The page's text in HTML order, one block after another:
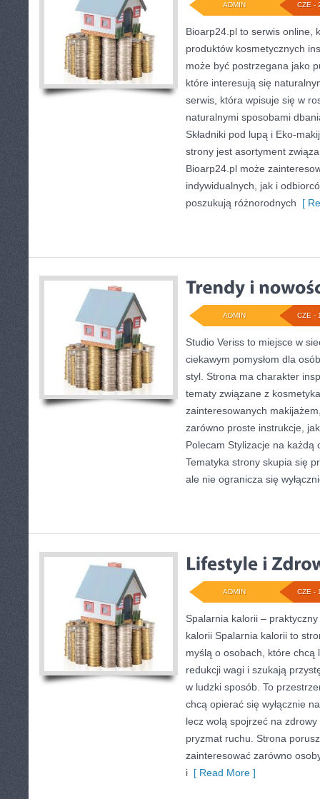
CZE -
ADMIN
Bioarp24.pl to serwis online,
produktów kosmetycznych
może być postrzegana jako
które interesują się
serwis, która wpisuje się w
naturalnymi sposobami
Składniki pod lupą i Eko-
strony jest asortyment
Bioarp24.pl może
indywidualnych, jak i
poszukują różnorodnych [
CZE -
ADMIN
Studio Veriss to miejsce w
ciekawym pomysłom dla
styl. Strona ma charakter
tematy związane z
zainteresowanych
zarówno proste instrukcje,
Polecam Stylizacje na każdą
Tematyka strony skupia się
ale nie ogranicza się
CZE -
ADMIN
Spalarnia kalorii –
kalorii Spalarnia kalorii to
myślą o osobach, które chcą
redukcji wagi i szukają
w ludzki sposób. To
chcą opierać się wyłącznie
lecz wolą spojrzeć na
pryzmat ruchu. Strona
zainteresować zarówno
i [ Read More ]